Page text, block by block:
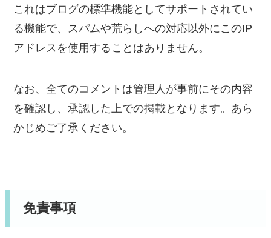
これはブログの標準機能としてサポートされてい
る機能で、スパムや荒らしへの対応以外にこのIP
アドレスを使用することはありません。
なお、全てのコメントは管理人が事前にその内容
を確認し、承認した上での掲載となります。あら
かじめご了承ください。
免責事項